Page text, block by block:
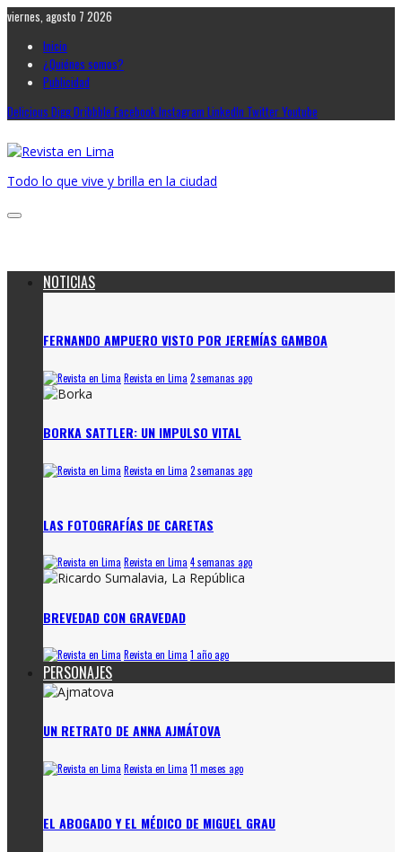
viernes, agosto 7 2026
Inicio
¿Quiénes somos?
Publicidad
Delicious DiggDribbble FacebookInstagram LinkedIn TwitterYoutube
Todo lo que vive y brilla en la ciudad
NOTICIAS
FERNANDO AMPUERO VISTO POR JEREMÍAS GAMBOA
Revista en Lima 2 semanas ago
BORKA SATTLER: UN IMPULSO VITAL
Revista en Lima 2 semanas ago
LAS FOTOGRAFÍAS DE CARETAS
Revista en Lima 4 semanas ago
BREVEDAD CON GRAVEDAD
Revista en Lima 1 año ago
PERSONAJES
UN RETRATO DE ANNA AJMÁTOVA
Revista en Lima 11 meses ago
EL ABOGADO Y EL MÉDICO DE MIGUEL GRAU